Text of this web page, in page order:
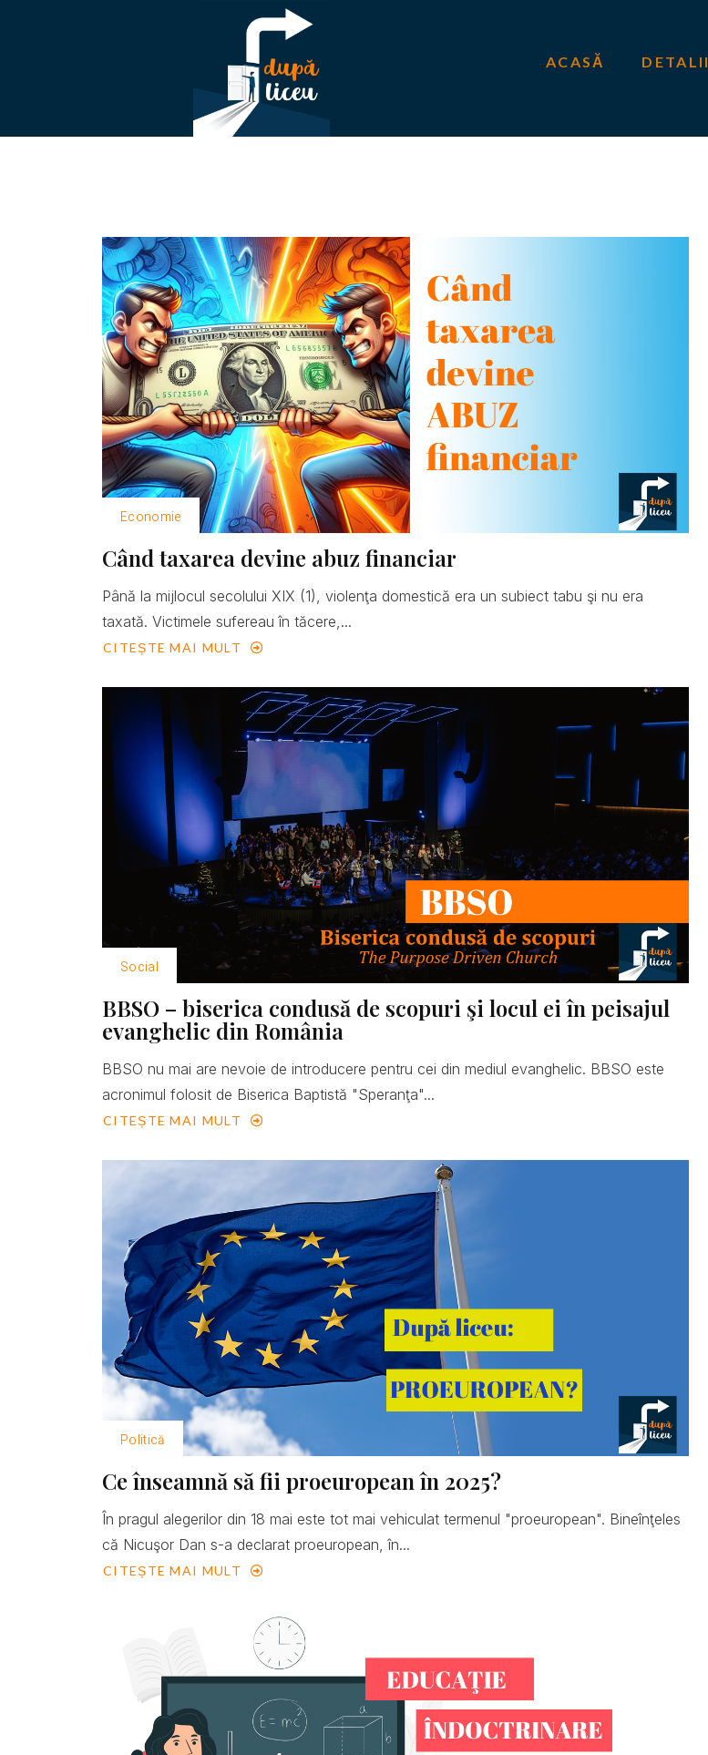
ACASĂ DETALII
Economie
Când taxarea devine abuz financiar
Până la mijlocul secolului XIX (1), violenţa domestică era un subiect tabu şi nu era
taxată. Victimele sufereau în tăcere,...
CITEȘTE MAI MULT
Social
BBSO – biserica condusă de scopuri şi locul ei în peisajul
evanghelic din România
BBSO nu mai are nevoie de introducere pentru cei din mediul evanghelic. BBSO este
acronimul folosit de Biserica Baptistă "Speranţa"...
CITEȘTE MAI MULT
Politică
Ce înseamnă să fii proeuropean în 2025?
În pragul alegerilor din 18 mai este tot mai vehiculat termenul "proeuropean". Bineînţeles
că Nicuşor Dan s-a declarat proeuropean, în...
CITEȘTE MAI MULT